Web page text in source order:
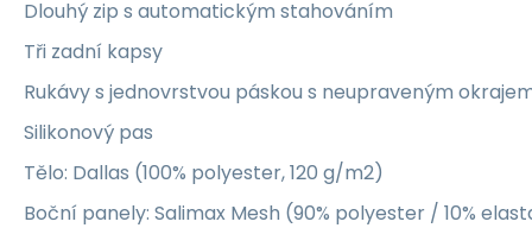
Dlouhý zip s automatickým stahováním
Tři zadní kapsy
Rukávy s jednovrstvou páskou s neupraveným
Silikonový pas
Tělo: Dallas (100% polyester, 120 g/m2)
Boční panely: Salimax Mesh (90% polyester / 10%